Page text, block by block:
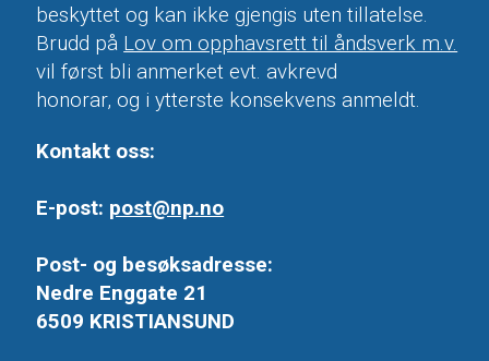
beskyttet og kan ikke gjengis uten tillatelse.
Brudd på Lov om opphavsrett til åndsverk m.v.
vil først bli anmerket evt. avkrevd
honorar, og i ytterste konsekvens anmeldt.
Kontakt oss:
E-post: post@np.no
Post- og besøksadresse:
Nedre Enggate 21
6509 KRISTIANSUND